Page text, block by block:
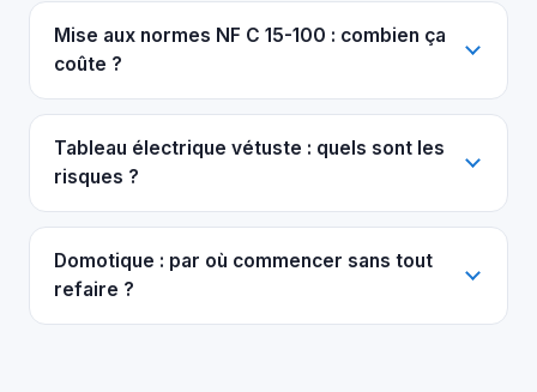
Mise aux normes NF C 15-100 : combien ça
coûte ?
Tableau électrique vétuste : quels sont les
risques ?
Domotique : par où commencer sans tout
refaire ?